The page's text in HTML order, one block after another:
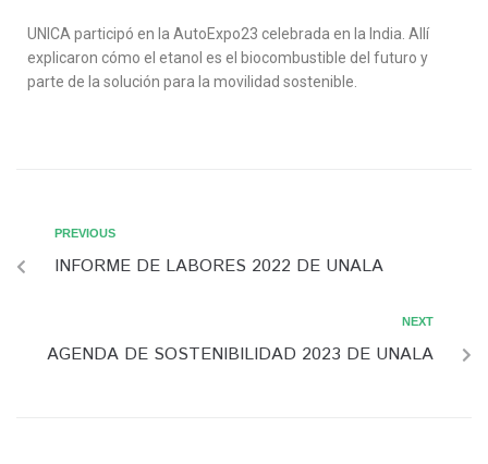
UNICA participó en la AutoExpo23 celebrada en la India. Allí
explicaron cómo el etanol es el biocombustible del futuro y
parte de la solución para la movilidad sostenible.
PREVIOUS
INFORME DE LABORES 2022 DE UNALA
NEXT
AGENDA DE SOSTENIBILIDAD 2023 DE UNALA